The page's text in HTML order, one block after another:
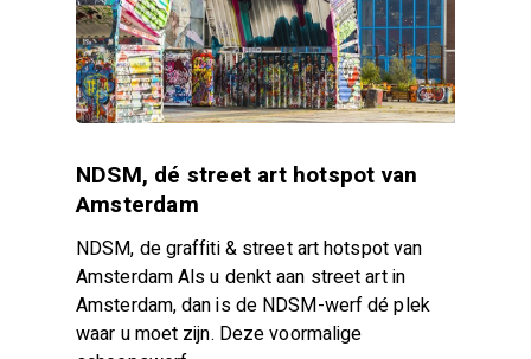
NDSM, dé street art hotspot van
Amsterdam
NDSM, de graffiti & street art hotspot van
Amsterdam Als u denkt aan street art in
Amsterdam, dan is de NDSM-werf dé plek
waar u moet zijn. Deze voormalige